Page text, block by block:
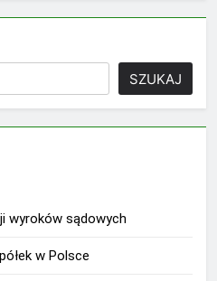
SZUKAJ
wyroków sądowych
w Polsce